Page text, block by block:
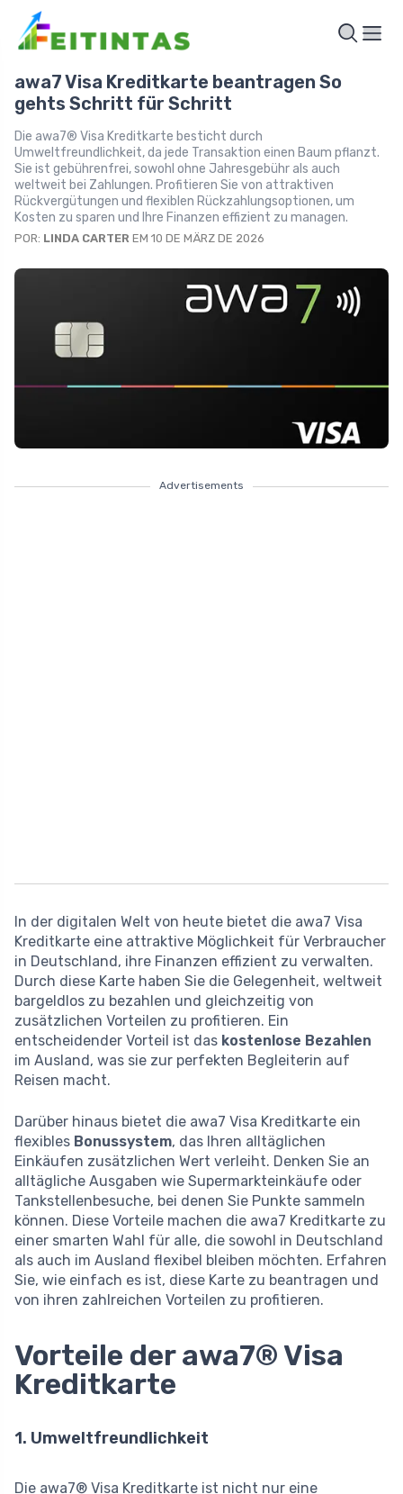
awa7 Visa Kreditkarte beantragen So
gehts Schritt für Schritt
Die awa7® Visa Kreditkarte besticht durch
Umweltfreundlichkeit, da jede Transaktion einen Baum pflanzt.
Sie ist gebührenfrei, sowohl ohne Jahresgebühr als auch
weltweit bei Zahlungen. Profitieren Sie von attraktiven
Rückvergütungen und flexiblen Rückzahlungsoptionen, um
Kosten zu sparen und Ihre Finanzen effizient zu managen.
POR: LINDA CARTER EM 10 DE MÄRZ DE 2026
Advertisements
In der digitalen Welt von heute bietet die awa7 Visa
Kreditkarte eine attraktive Möglichkeit für Verbraucher
in Deutschland, ihre Finanzen effizient zu verwalten.
Durch diese Karte haben Sie die Gelegenheit, weltweit
bargeldlos zu bezahlen und gleichzeitig von
zusätzlichen Vorteilen zu profitieren. Ein
entscheidender Vorteil ist das kostenlose Bezahlen
im Ausland, was sie zur perfekten Begleiterin auf
Reisen macht.
Darüber hinaus bietet die awa7 Visa Kreditkarte ein
flexibles Bonussystem, das Ihren alltäglichen
Einkäufen zusätzlichen Wert verleiht. Denken Sie an
alltägliche Ausgaben wie Supermarkteinkäufe oder
Tankstellenbesuche, bei denen Sie Punkte sammeln
können. Diese Vorteile machen die awa7 Kreditkarte zu
einer smarten Wahl für alle, die sowohl in Deutschland
als auch im Ausland flexibel bleiben möchten. Erfahren
Sie, wie einfach es ist, diese Karte zu beantragen und
von ihren zahlreichen Vorteilen zu profitieren.
Vorteile der awa7® Visa
Kreditkarte
1. Umweltfreundlichkeit
Die awa7® Visa Kreditkarte ist nicht nur eine